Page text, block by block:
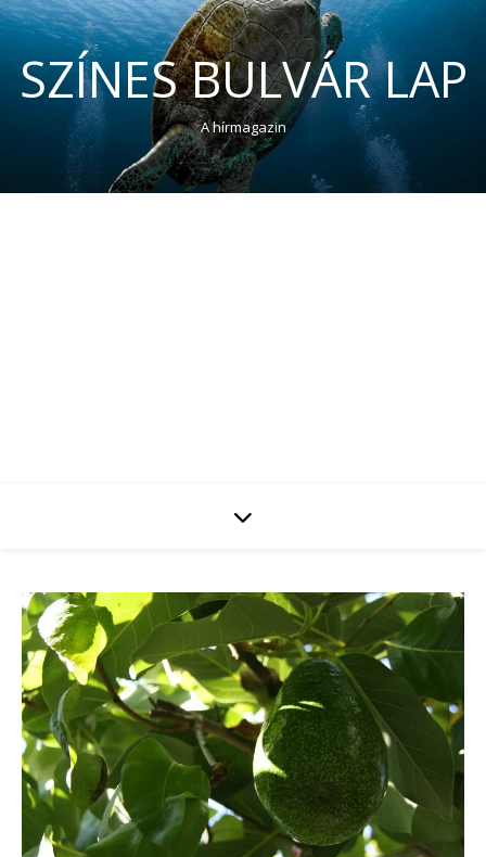
SZÍNES BULVÁR LAP
A hírmagazin